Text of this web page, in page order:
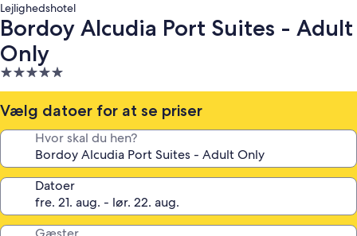
Lejlighedshotel
Bordoy Alcudia Port Suites - Adult
Only
5.0-
stjernet
overnatningssted
Vælg datoer for at se priser
Hvor skal du hen?
Datoer